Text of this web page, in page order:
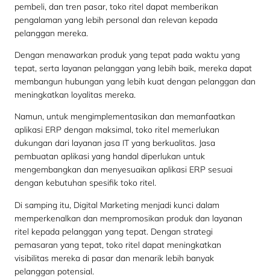
pembeli, dan tren pasar, toko ritel dapat memberikan
pengalaman yang lebih personal dan relevan kepada
pelanggan mereka.
Dengan menawarkan produk yang tepat pada waktu yang
tepat, serta layanan pelanggan yang lebih baik, mereka dapat
membangun hubungan yang lebih kuat dengan pelanggan dan
meningkatkan loyalitas mereka.
Namun, untuk mengimplementasikan dan memanfaatkan
aplikasi ERP dengan maksimal, toko ritel memerlukan
dukungan dari layanan jasa IT yang berkualitas. Jasa
pembuatan aplikasi yang handal diperlukan untuk
mengembangkan dan menyesuaikan aplikasi ERP sesuai
dengan kebutuhan spesifik toko ritel.
Di samping itu, Digital Marketing menjadi kunci dalam
memperkenalkan dan mempromosikan produk dan layanan
ritel kepada pelanggan yang tepat. Dengan strategi
pemasaran yang tepat, toko ritel dapat meningkatkan
visibilitas mereka di pasar dan menarik lebih banyak
pelanggan potensial.